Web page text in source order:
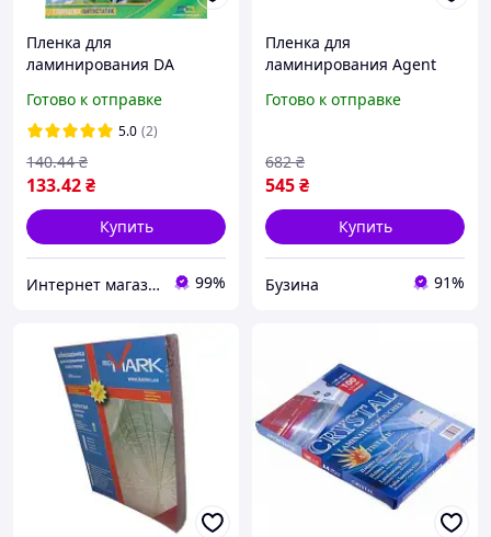
Пленка для
ламинирования DA
глянцевая, 100 шт/уп.
Готово к отправке
5.0 (2)
133.42₴
140.44 ₴
Купить
Интернет магазин ТерЛайн 99%
Пленка для
ламинирования Agent
ANTISTATIC 100 шт.
Готово к отправке
545₴
682 ₴
Купить
Бузина 91%